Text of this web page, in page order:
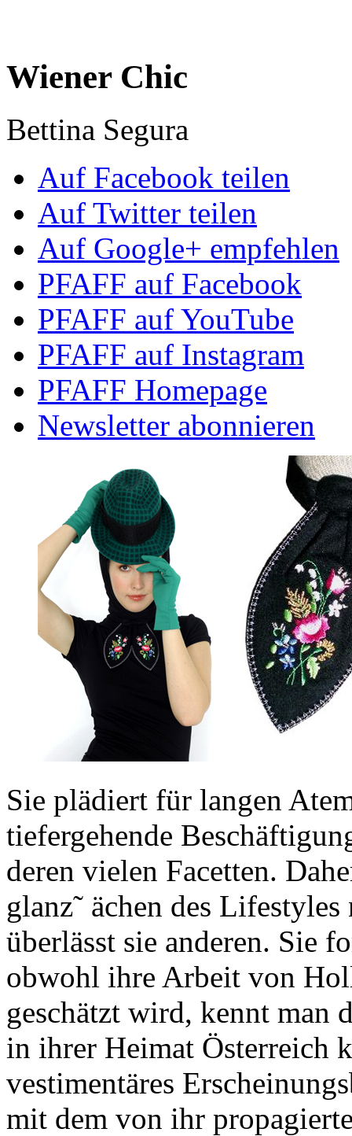
Wiener Chic
Bettina Segura
Auf Facebook teilen
Auf Twitter teilen
Auf Google+ empfehlen
PFAFF auf Facebook
PFAFF auf YouTube
PFAFF auf Instagram
PFAFF Homepage
Newsletter abonnieren
Sie plädiert für langen
tiefergehende
deren vielen Facetten.
glanz˜ ächen des
überlässt sie anderen. Sie
obwohl ihre Arbeit von
geschätzt wird, kennt man
in ihrer Heimat Österreich
vestimentäres
mit dem von ihr